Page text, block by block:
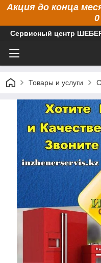
Акция до конца
Сервисный центр
Товары и услуги